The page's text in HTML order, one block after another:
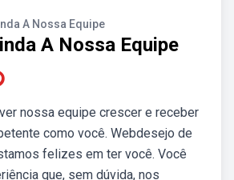
A Nossa Equipe
A Nossa Equipe
nossa equipe crescer e receber
como você. Webdesejo de
felizes em ter você. Você
que, sem dúvida, nos